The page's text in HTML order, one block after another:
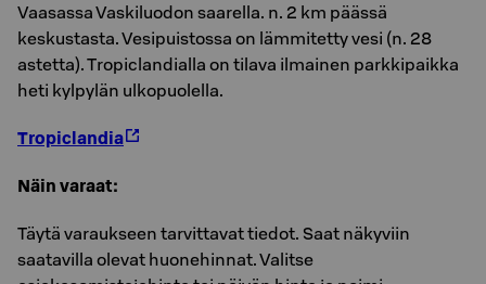
Vaasassa Vaskiluodon saarella. n. 2 km päässä
keskustasta. Vesipuistossa on lämmitetty vesi (n. 28
astetta). Tropiclandialla on tilava ilmainen parkkipaikka
heti kylpylän ulkopuolella.
Tropiclandia
Näin varaat:
Täytä varaukseen tarvittavat tiedot. Saat näkyviin
saatavilla olevat huonehinnat. Valitse